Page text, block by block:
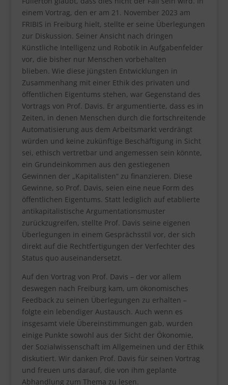
einem Vortrag, den er am 21. November 2023 am
FRIBIS in Freiburg hielt, stellte er seine Überlegungen
zur Diskussion. Seiner Ansicht nach dringen
Künstliche Intelligenz und Robotik in Aufgabenfelder
vor, die bisher nur Menschen vorbehalten
blieben. Wie diese jüngsten Entwicklungen in
Zusammenhang mit einer Ethik des privaten und
öffentlichen Eigentums stehen, war Gegenstand des
Vortrags von Prof. Davis. Er argumentierte, dass es in
Zeiten, in denen Menschen durch die fortschreitende
Automatisierung aus dem Arbeitsmarkt verdrängt
würden und keine zukünftige Beschäftigung in Sicht
sei, ethisch vertretbar und angemessen sein könnte,
ein Grundeinkommen aus den gestiegenen
Gewinnen der „Kapitalisten“ zu finanzieren. Diese
Gewinne, so Prof. Davis, seien eine neue Form des
öffentlichen Eigentums. Statt lediglich auf etablierte
antikapitalistische Argumentationsmuster
zurückzugreifen, stellte Prof. Davis seine eigenen
Überlegungen in einem Gesprächsstil vor, der sich
direkt auf die Rechtfertigungen der Verfechter des
Status quo auseinandersetzt.
Auf den Vortrag von Prof. Davis – der vor allem
deswegen nach Freiburg kam, um ökonomisches
Feedback zu seinen Überlegungen zu erhalten –
folgte ein lebendiger Austausch. Auch wenn es
insgesamt viele Übereinstimmungen gab, wurden
einige Punkte sowohl aus der Sicht der Ökonomie,
der Sozialwissenschaft im Allgemeinen und der Ethik
diskutiert. Wir danken Prof. Davis für seinen Vortrag
und freuen uns darauf, die von ihm geplante
Abhandlung zum Thema zu lesen.